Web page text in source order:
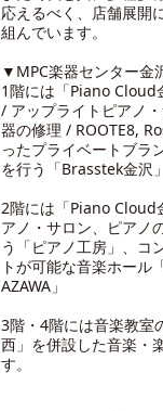
応えるべく、店舗展開
組んでいます。
▼MPC楽器センター金
1階には「Piano Cloud
/ アップライトピアノ
器の修理 / ROOTE8,
ったプライベートブラ
を行う「Brasstek金沢
2階には「Piano Cloud
アノ・サロン、ピアノ
う「ピアノ工房」、コ
トが可能な音楽ホール
AZAWA」
3階・4階には音楽教室
西」を併設した音楽・
す。